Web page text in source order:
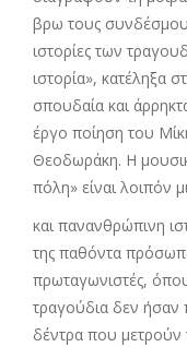
βρω τους
ιστορίες των
ιστορία», κατέληξα
σπουδαία και
έργο ποίηση του
Θεοδωράκη. Η
πόλη» είναι λοιπόν
και πανανθρώπινη
της παθόντα
πρωταγωνιστές,
τραγούδια δεν ήσαν
δέντρα που